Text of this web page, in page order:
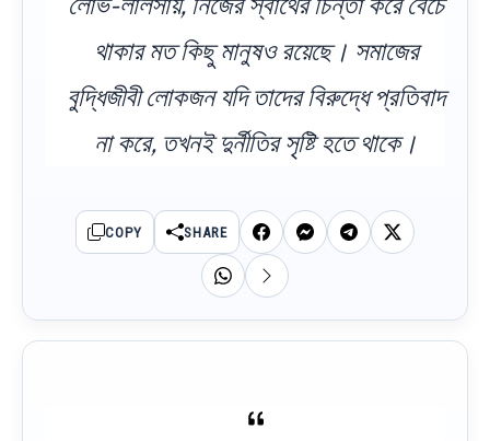
থাকার মত কিছু মানুষও রয়েছে। সমাজের
বুদ্ধিজীবী লোকজন যদি তাদের বিরুদ্ধে প্রতিবাদ
না করে, তখনই দুর্নীতির সৃষ্টি হতে থাকে।
COPY SHARE